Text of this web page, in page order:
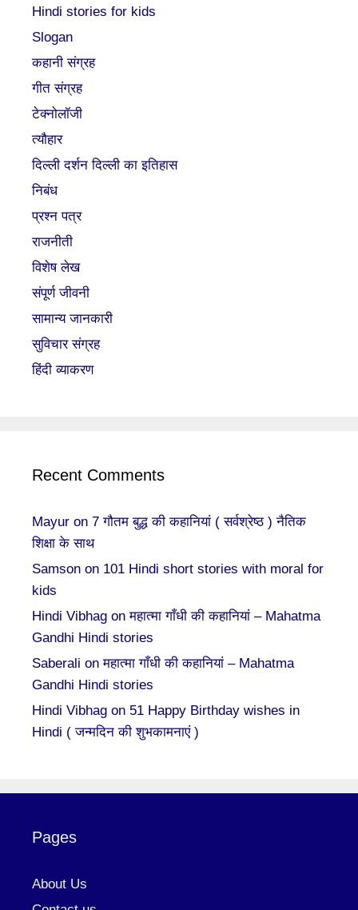
Hindi stories for kids
Slogan
कहानी संग्रह
गीत संग्रह
टेक्नोलॉजी
त्यौहार
दिल्ली दर्शन दिल्ली का इतिहास
निबंध
प्रश्न पत्र
राजनीती
विशेष लेख
संपूर्ण जीवनी
सामान्य जानकारी
सुविचार संग्रह
हिंदी व्याकरण
Recent Comments
Mayur on 7 गौतम बुद्ध की कहानियां ( सर्वश्रेष्ठ ) नैतिक
शिक्षा के साथ
Samson on 101 Hindi short stories with moral for
kids
Hindi Vibhag onमहात्मा गाँधी की कहानियां – Mahatma
Gandhi Hindi stories
Saberali onमहात्मा गाँधी की कहानियां – Mahatma
Gandhi Hindi stories
Hindi Vibhag on 51 Happy Birthday wishes in
Hindi ( जन्मदिन की शुभकामनाएं )
Pages
About Us